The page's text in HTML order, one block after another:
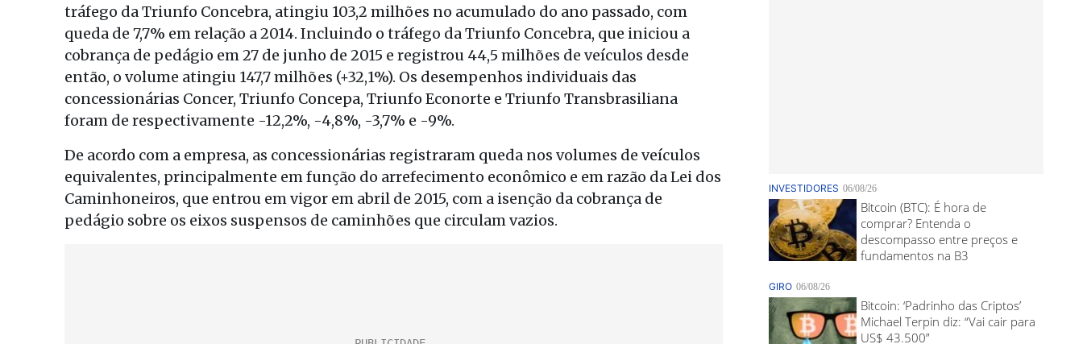
tráfego da Triunfo Concebra, atingiu 103,2 milhões no acumulado do ano passado, com
queda de 7,7% em relação a 2014. Incluindo o tráfego da Triunfo Concebra, que iniciou a
cobrança de pedágio em 27 de junho de 2015 e registrou 44,5 milhões de veículos desde
então, o volume atingiu 147,7 milhões (+32,1%). Os desempenhos individuais das
concessionárias Concer, Triunfo Concepa, Triunfo Econorte e Triunfo Transbrasiliana
foram de respectivamente -12,2%, -4,8%, -3,7% e -9%.
De acordo com a empresa, as concessionárias registraram queda nos volumes de veículos
equivalentes, principalmente em função do arrefecimento econômico e em razão da Lei dos
Caminhoneiros, que entrou em vigor em abril de 2015, com a isenção da cobrança de
pedágio sobre os eixos suspensos de caminhões que circulam vazios.